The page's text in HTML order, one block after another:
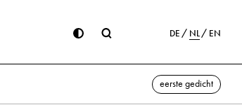
DE NL EN
eerste gedicht